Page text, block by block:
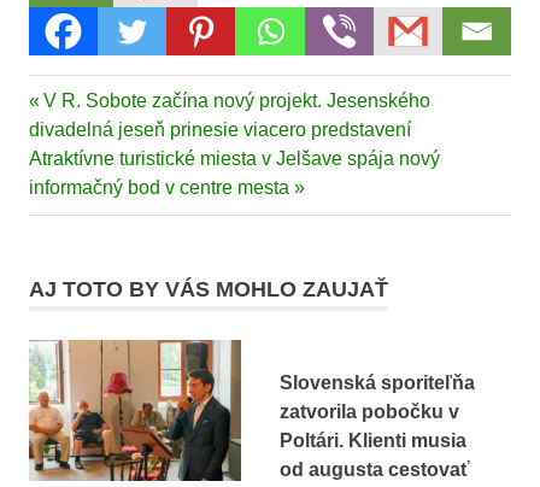
Navigácia
v
článku
Previous
Post:
V R. Sobote začína nový projekt. Jesenského
divadelná jeseň prinesie viacero predstavení
Next
Post:
Atraktívne turistické miesta v Jelšave spája nový
informačný bod v centre mesta
AJ TOTO BY VÁS MOHLO ZAUJAŤ
Slovenská sporiteľňa
zatvorila pobočku v
Poltári. Klienti musia
od augusta cestovať